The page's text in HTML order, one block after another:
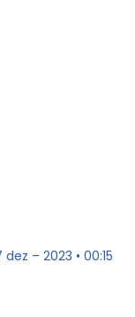
dez – 2023 • 00:15